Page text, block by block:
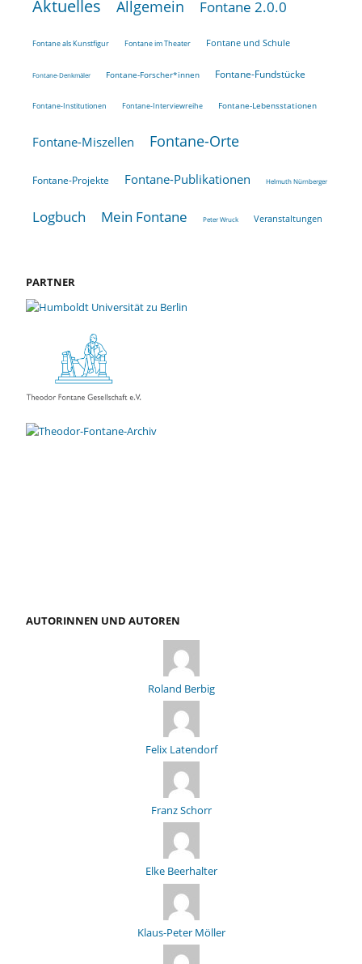
Aktuelles Allgemein Fontane 2.0.0
Fontane als Kunstfigur Fontane im Theater Fontane und Schule
Fontane-Denkmäler Fontane-Forscher*innen Fontane-Fundstücke
Fontane-Institutionen Fontane-Interviewreihe Fontane-Lebensstationen
Fontane-Miszellen Fontane-Orte
Fontane-Projekte Fontane-Publikationen Helmuth Nürnberger
Logbuch Mein Fontane Peter Wruck Veranstaltungen
PARTNER
AUTORINNEN UND AUTOREN
Roland Berbig
Felix Latendorf
Franz Schorr
Elke Beerhalter
Klaus-Peter Möller